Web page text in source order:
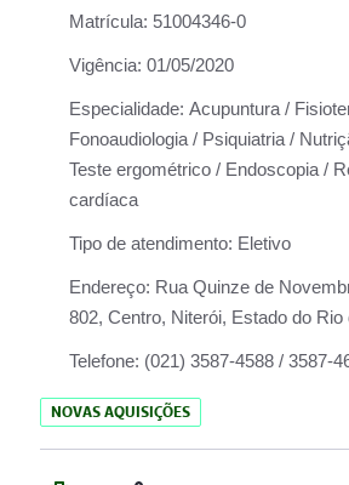
Matrícula: 51004346-0
Vigência: 01/05/2020
Especialidade: Acupuntura /
Fonoaudiologia / Psiquiatria /
Teste ergométrico / Endoscopia /
cardíaca
Tipo de atendimento: Eletivo
Endereço: Rua Quinze de
802, Centro, Niterói, Estado do Rio
Telefone: (021) 3587-4588 / 3587-
NOVAS AQUISIÇÕES